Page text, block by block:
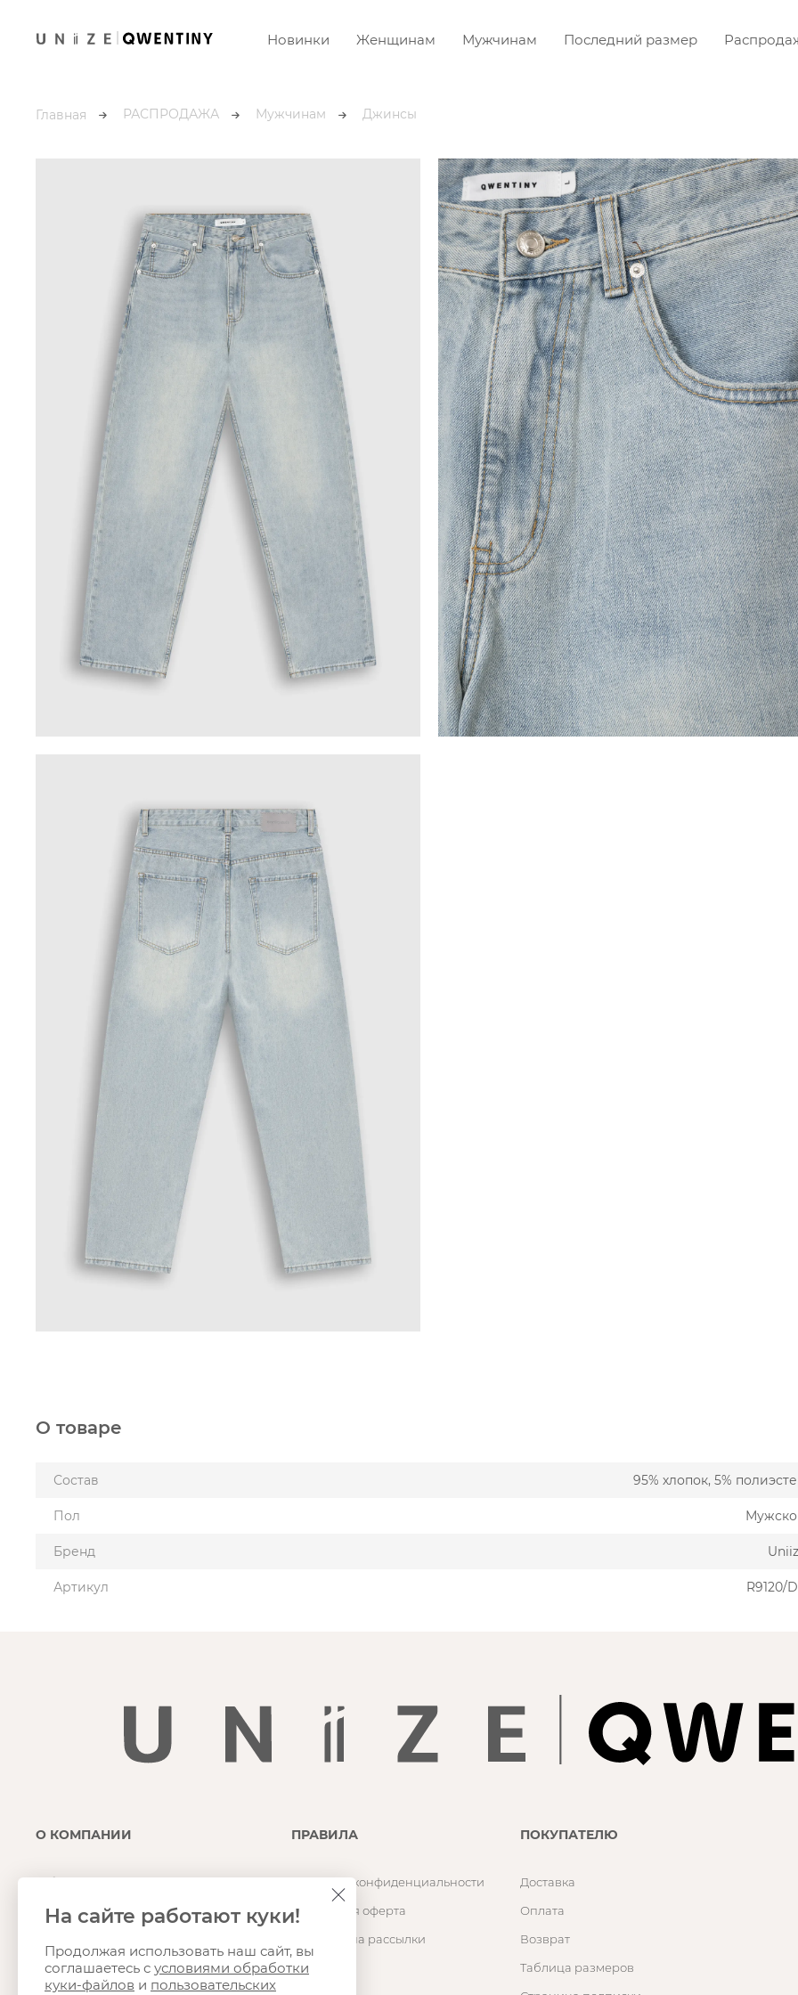
Новинки Женщинам Мужчинам Последний размер
Главная РАСПРОДАЖА Мужчинам Джинсы
О товаре
Состав 95% хлопок, 5%
Пол
Бренд
Артикул R9120/
О КОМПАНИИ
О бренде
Магазин
Контакты
ПРАВИЛА
Политика конфиденциальности
Публичная оферта
Согласие на рассылки
ПОКУПАТЕЛЮ
Доставка
Оплата
Возврат
Таблица размеров
На сайте работают куки!
Продолжая использовать наш сайт, вы
соглашаетесь с условиями обработки
куки-файлов и пользовательских